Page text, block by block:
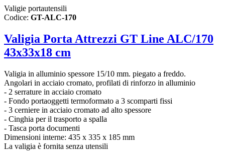
Valigie portautensili
Codice: GT-ALC-170
Valigia Porta Attrezzi GT Line ALC/170
43x33x18 cm
Valigia in alluminio spessore 15/10 mm. piegato a freddo.
Angolari in acciaio cromato, profilati di rinforzo in alluminio
- 2 serrature in acciaio cromato
- Fondo portaoggetti termoformato a 3 scomparti fissi
- 3 cerniere in acciaio cromato ad alto spessore
- Cinghia per il trasporto a spalla
- Tasca porta documenti
Dimensioni interne: 435 x 335 x 185 mm
La valigia è fornita senza utensili